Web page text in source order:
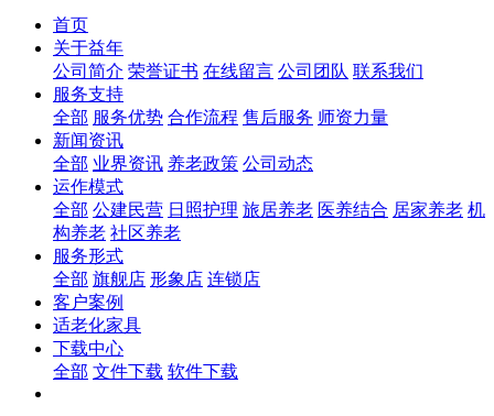
首页
关于益年
公司简介 荣誉证书 在线留言 公司团队 联系我们
服务支持
全部 服务优势 合作流程 售后服务 师资力量
新闻资讯
全部 业界资讯 养老政策 公司动态
运作模式
全部 公建民营 日照护理 旅居养老 医养结合 居家养老 机
构养老 社区养老
服务形式
全部 旗舰店 形象店 连锁店
客户案例
适老化家具
下载中心
全部 文件下载 软件下载